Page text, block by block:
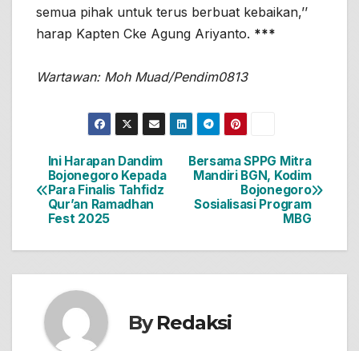
semua pihak untuk terus berbuat kebaikan,’’
harap Kapten Cke Agung Ariyanto. ***
Wartawan: Moh Muad/Pendim0813
Navigasi
pos
Bersama SPPG Mitra
Mandiri BGN, Kodim
Bojonegoro
Sosialisasi Program
MBG
Ini Harapan Dandim
Bojonegoro Kepada
Para Finalis Tahfidz
Qur’an Ramadhan
Fest 2025
ByRedaksi